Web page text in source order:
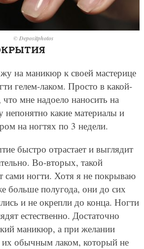
© Depositphotos
на маникюр к своей мастерице
гелем-лаком. Просто в какой-
мне надоело наносить на
непонятно какие материалы и
на ногтях по 3 недели.
быстро отрастает и выглядит
Во-вторых, такой
сами ногти. Хотя я не покрываю
больше полугода, они до сих
и не окрепли до конца. Ногти
естественно. Достаточно
маникюр, а при желании
обычным лаком, который не